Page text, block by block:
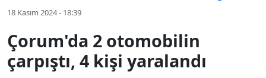
18 Kasım 2024 - 18:39
Çorum'da 2 otomobilin
çarpıştı, 4 kişi yaralandı